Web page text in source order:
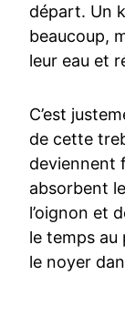
départ. Un
beaucoup,
leur eau et
C’est
de cette
deviennent
absorbent
l’oignon et
le temps
le noyer